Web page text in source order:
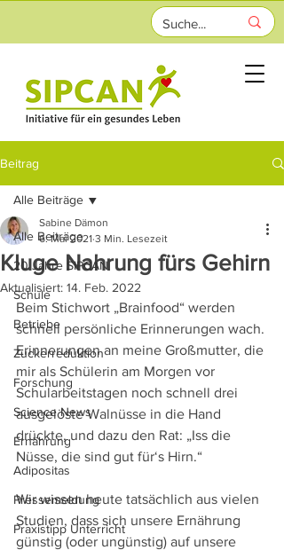
Beitrag
Alle Beiträge
20 Jahre SIPCAN
Schule
Betriebe
Zuckerreduktion
Forschung
Science News
Ernährung
Adipositas
Pressemeldung
Praxistipp Unterricht
Alle Beiträge
Kluge Nahrung fürs Gehirn
Sabine Dämon
6. Mai 2021 3 Min. Lesezeit
Aktualisiert: 14. Feb. 2022
Beim Stichwort „Brainfood“ werden
schnell persönliche Erinnerungen wach.
Erinnerungen an meine Großmutter, die
mir als Schülerin am Morgen vor
Schularbeitstagen noch schnell drei
ausgelöste Walnüsse in die Hand
drückte, und dazu den Rat: „Iss die
Nüsse, die sind gut für‘s Hirn.“
Wir wissen heute tatsächlich aus vielen
Studien, dass sich unsere Ernährung
günstig (oder ungünstig) auf unsere